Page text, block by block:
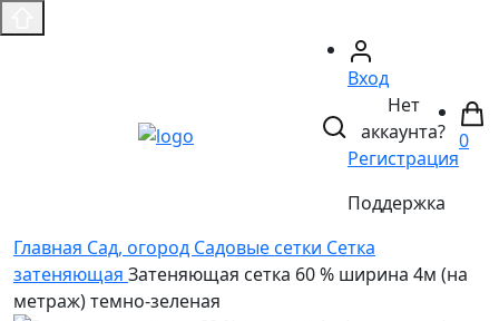
Вход
Нет
аккаунта?
Регистрация
Поддержка
0
Главная Сад, огород Садовые сетки Сетка
затеняющая Затеняющая сетка 60 % ширина 4м (на
метраж) темно-зеленая